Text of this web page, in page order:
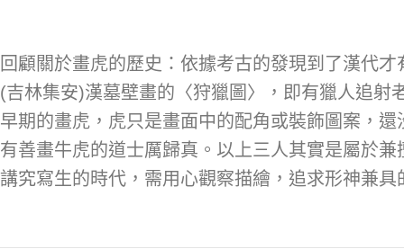
回顧關於畫虎的歷史：依據考古的發現到了漢代
(吉林集安)漢墓壁畫的〈狩獵圖〉，即有獵人追
早期的畫虎，虎只是畫面中的配角或裝飾圖案，
有善畫牛虎的道士厲歸真。以上三人其實是屬於
講究寫生的時代，需用心觀察描繪，追求形神兼